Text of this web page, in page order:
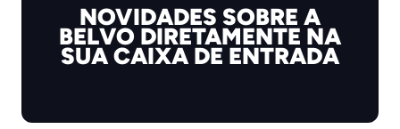
NOVIDADES SOBRE A
BELVO DIRETAMENTE NA
SUA CAIXA DE ENTRADA